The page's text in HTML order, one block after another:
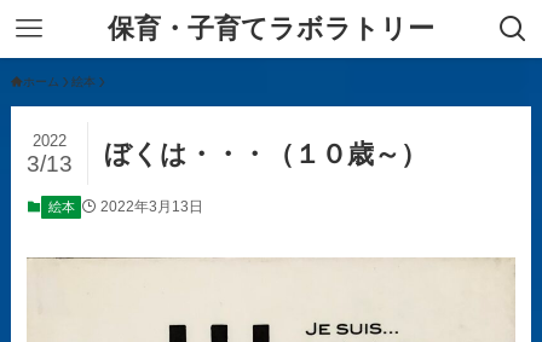
保育・子育てラボラトリー
ホーム 絵本
ぼくは・・・（１０歳～）
2022
3/13
絵本 2022年3月13日